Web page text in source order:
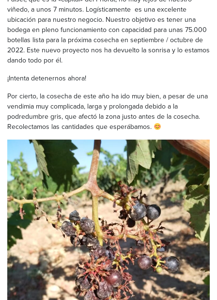
viñedo, a unos 7 minutos. Logísticamente es una excelente
ubicación para nuestro negocio. Nuestro objetivo es tener una
bodega en pleno funcionamiento con capacidad para unas 75.000
botellas lista para la próxima cosecha en septiembre / octubre de
2022. Este nuevo proyecto nos ha devuelto la sonrisa y lo estamos
dando todo por él.
¡Intenta detenernos ahora!
Por cierto, la cosecha de este año ha ido muy bien, a pesar de una
vendimia muy complicada, larga y prolongada debido a la
podredumbre gris, que afectó la zona justo antes de la cosecha.
Recolectamos las cantidades que esperábamos.